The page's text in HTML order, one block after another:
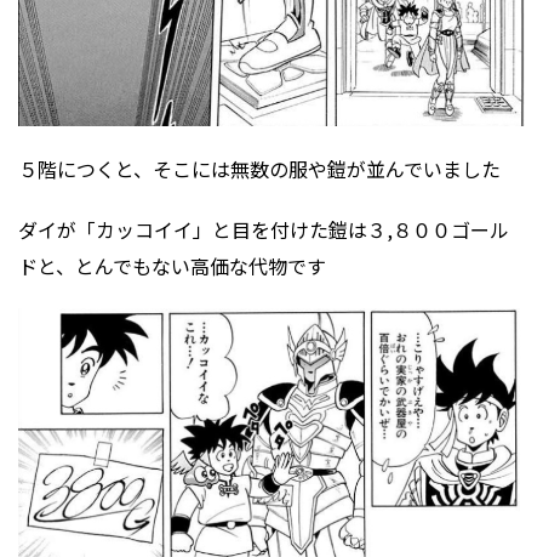
５階につくと、そこには無数の服や鎧が並んでいました
ダイが「カッコイイ」と目を付けた鎧は３,８００ゴール
ドと、とんでもない高価な代物です